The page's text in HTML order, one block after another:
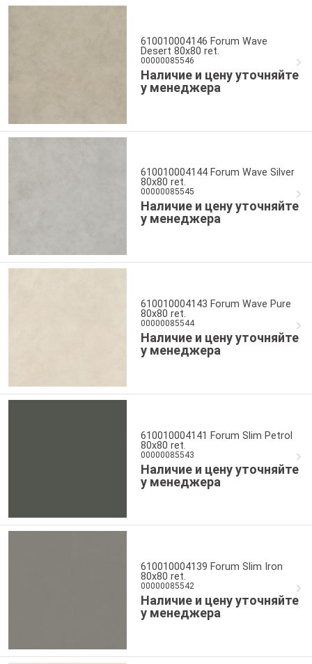
610010004146 Forum Wave
Desert 80x80 ret.
00000085546
Наличие и цену уточняйте
у менеджера
610010004144 Forum Wave Silver
80x80 ret.
00000085545
Наличие и цену уточняйте
у менеджера
610010004143 Forum Wave Pure
80x80 ret.
00000085544
Наличие и цену уточняйте
у менеджера
610010004141 Forum Slim Petrol
80x80 ret.
00000085543
Наличие и цену уточняйте
у менеджера
610010004139 Forum Slim Iron
80x80 ret.
00000085542
Наличие и цену уточняйте
у менеджера